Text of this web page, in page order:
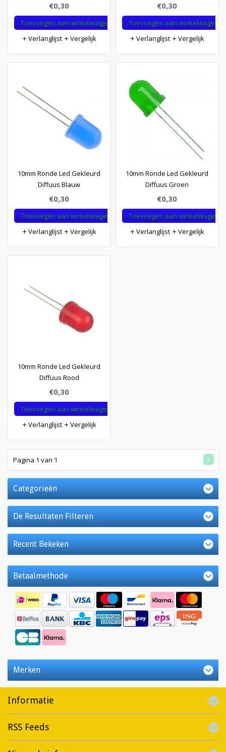
€0,30
Toevoegen aan winkelwagen
Verlanglijst
Vergelijk
€0,30
Toevoegen aan winkelwagen
Verlanglijst
Vergelijk
10mm Ronde Led Gekleurd
Diffuus Blauw
€0,30
Toevoegen aan winkelwagen
Verlanglijst
Vergelijk
10mm Ronde Led Gekleurd
Diffuus Groen
€0,30
Toevoegen aan winkelwagen
Verlanglijst
Vergelijk
10mm Ronde Led Gekleurd
Diffuus Rood
€0,30
Toevoegen aan winkelwagen
Verlanglijst
Vergelijk
Pagina 1 van 1 1
Categorieën
De Resultaten Filteren
Recent Bekeken
Betaalmethode
Merken
Informatie
RSS Feeds